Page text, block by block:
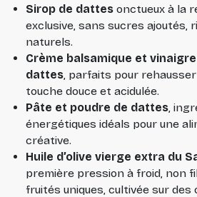
Sirop de dattes onctueux à la
exclusive, sans sucres ajoutés,
naturels.
Crème balsamique et
dattes , parfaits pour
touche douce et acidulée.
Pâte et poudre de dattes ,
énergétiques idéals pour une
créative.
Huile d’olive vierge extra du
première pression à froid, non
fruités uniques, cultivée sur des